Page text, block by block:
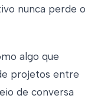
nunca perde o
algo que
projetos entre
de conversa